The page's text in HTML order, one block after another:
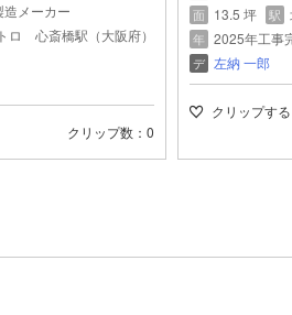
造メーカー
ロ 心斎橋駅（大阪府）
クリップ数 0
面 13.5 坪 駅
年 2025年工事
デ 左納 一郎
クリップする